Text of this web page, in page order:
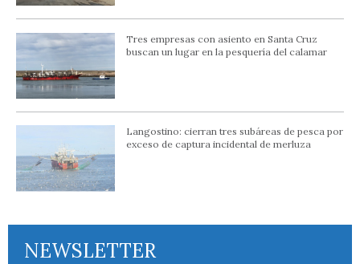
Tres empresas con asiento en Santa Cruz
buscan un lugar en la pesquería del calamar
Langostino: cierran tres subáreas de pesca por
exceso de captura incidental de merluza
NEWSLETTER